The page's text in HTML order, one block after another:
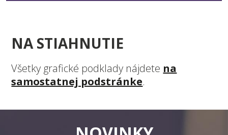
NA STIAHNUTIE
Všetky grafické podklady nájdete na
samostatnej podstránke.